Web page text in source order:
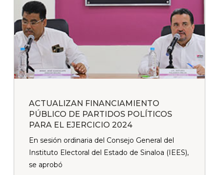
ACTUALIZAN FINANCIAMIENTO
PÚBLICO DE PARTIDOS POLÍTICOS
PARA EL EJERCICIO 2024
En sesión ordinaria del Consejo General del
Instituto Electoral del Estado de Sinaloa (IEES),
se aprobó